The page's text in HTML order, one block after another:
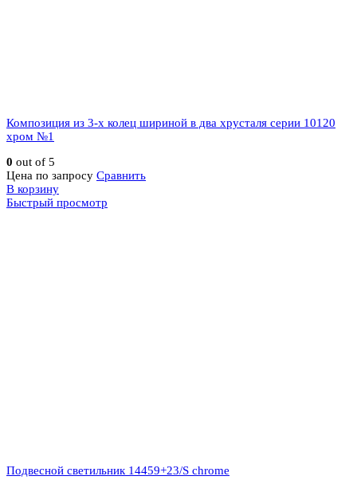
Композиция из 3-х колец шириной в два хрусталя серии 10120
хром №1
0 out of 5
Цена по запросу Сравнить
В корзину
Быстрый просмотр
Подвесной светильник 14459+23/S chrome